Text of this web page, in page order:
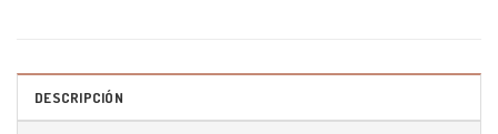
DESCRIPCIÓN